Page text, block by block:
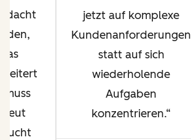
muss
jetzt auf komplexe
Kundenanforderungen
statt auf sich
wiederholende
Aufgaben
konzentrieren.